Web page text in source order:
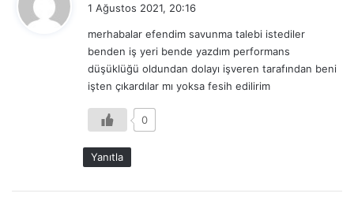
i
k
i
:
1 Ağustos 2021, 20:16
merhabalar efendim savunma talebi istediler
benden iş yeri bende yazdım performans
düşüklüğü oldundan dolayı işveren tarafından beni
işten çıkardılar mı yoksa fesih edilirim
0
Yanıtla